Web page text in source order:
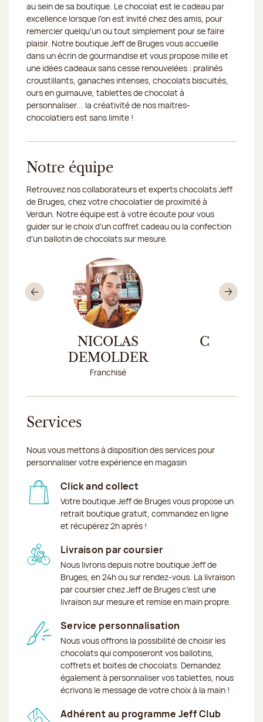
19/08/2026 Fermé
20/08/2026 Fermé
21/08/2026 Fermé
22/08/2026
24/08/2026
25/08/2026 Fermé
26/08/2026
27/08/2026 Fermé
28/08/2026 Fermé
29/08/2026
au sein de sa boutique. Le chocolat est le cadeau par
excellence lorsque l'on est invité chez des amis, pour
remercier quelqu'un ou tout simplement pour se faire
plaisir. Notre boutique Jeff de Bruges vous accueille
dans un écrin de gourmandise et vous propose mille et
une idées cadeaux sans cesse renouvelées : pralinés
croustillants, ganaches intenses, chocolats biscuités,
ours en guimauve, tablettes de chocolat à
personnaliser... la créativité de nos maitres-
chocolatiers est sans limite !
Notre équipe
Retrouvez nos collaborateurs et experts chocolats Jeff
de Bruges, chez votre chocolatier de proximité à
Verdun. Notre équipe est à votre écoute pour vous
guider sur le choix d’un coffret cadeau ou la confection
d’un ballotin de chocolats sur mesure.
NICOLAS
DEMOLDER
Franchisé
CINDY
Précédent
Services
Nous vous mettons à disposition des services pour
personnaliser votre expérience en magasin
Click and collect
Votre boutique Jeff de Bruges vous propose un
retrait boutique gratuit, commandez en ligne
et récupérez 2h après !
Livraison par coursier
Nous livrons depuis notre boutique Jeff de
Bruges, en 24h ou sur rendez-vous. La livraison
par coursier chez Jeff de Bruges c'est une
livraison sur mesure et remise en main propre.
Service personnalisation
Nous vous offrons la possibilité de choisir les
chocolats qui composeront vos ballotins,
coffrets et boites de chocolats. Demandez
également à personnaliser vos tablettes, nous
écrivons le message de votre choix à la main !
Adhérent au programme Jeff Club